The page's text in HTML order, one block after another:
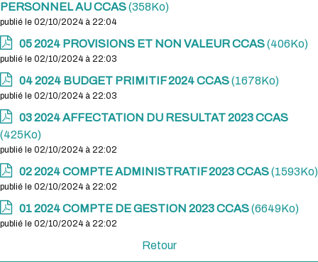
PERSONNEL AU CCAS(358Ko)
publié le 02/10/2024 à 22:04
05 2024 PROVISIONS ET NON VALEUR CCAS(406Ko)
publié le 02/10/2024 à 22:03
04 2024 BUDGET PRIMITIF 2024 CCAS(1678Ko)
publié le 02/10/2024 à 22:03
03 2024 AFFECTATION DU RESULTAT 2023 CCAS
(425Ko)
publié le 02/10/2024 à 22:02
02 2024 COMPTE ADMINISTRATIF 2023 CCAS(1593Ko)
publié le 02/10/2024 à 22:02
01 2024 COMPTE DE GESTION 2023 CCAS(6649Ko)
publié le 02/10/2024 à 22:02
Retour